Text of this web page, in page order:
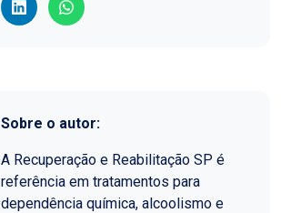
Sobre o autor:
A Recuperação e Reabilitação SP é
referência em tratamentos para
dependência química, alcoolismo e